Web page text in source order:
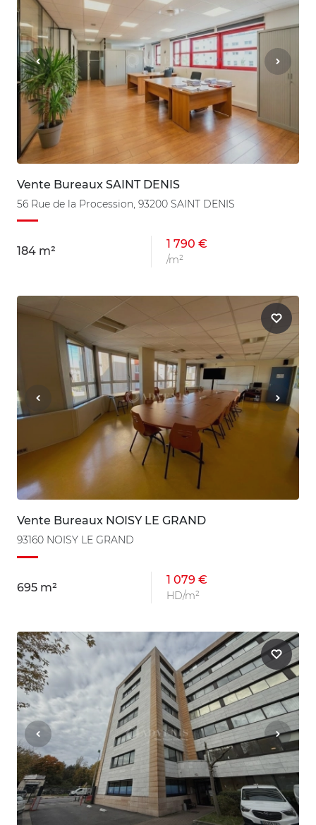
Vente Bureaux SAINT DENIS
56 Rue de la Procession, 93200 SAINT DENIS
184 m²
1 790 €
/m²
Vente Bureaux NOISY LE GRAND
93160 NOISY LE GRAND
695 m²
1 079 €
HD/m²